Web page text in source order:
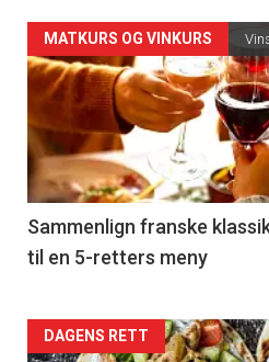
Forsiden
akkurat
nå
-
5
MATKURS OG VINKURS
Sammenlign franske
til en 5-retters meny
Forsiden
DAGENS RETT